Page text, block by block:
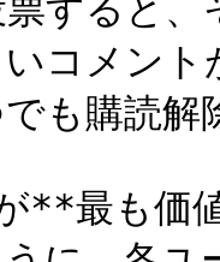
すると
コメン
も購読解
**最も価